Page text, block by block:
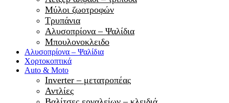
Μύλοι ζωοτροφών
Τρυπάνια
Αλυσοπρίονα – Ψαλίδια
Μπουλονοκλειδο
Αλυσοπρίονα – Ψαλίδια
Χορτοκοπτικά
Auto & Moto
Inverter – μετατροπέας
Αντλίες